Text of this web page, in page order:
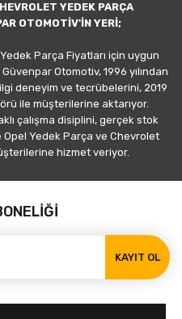
YEDEK PARÇA
OTOMOTİV'İN YERİ;
Parça Fiyatları için uygun
Otomotiv, 1996 yılından
deneyim ve tecrübelerini, 2019
ile müşterilerine aktarıyor.
çalışma disiplini, gerçek stok
Opel Yedek Parça ve Chevrolet
hizmet veriyor.
KAYIT OL